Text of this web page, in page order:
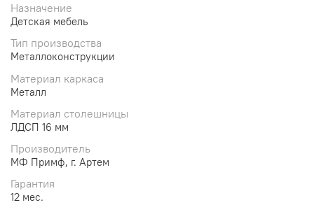
Назначение
Детская мебель
Тип производства
Металлоконструкции
Материал каркаса
Металл
Материал столешницы
ЛДСП 16 мм
Производитель
МФ Примф, г. Артем
Гарантия
12 мес.